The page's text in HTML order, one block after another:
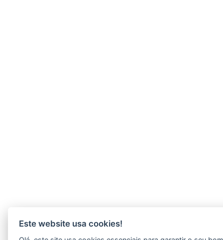
Este website usa cookies!